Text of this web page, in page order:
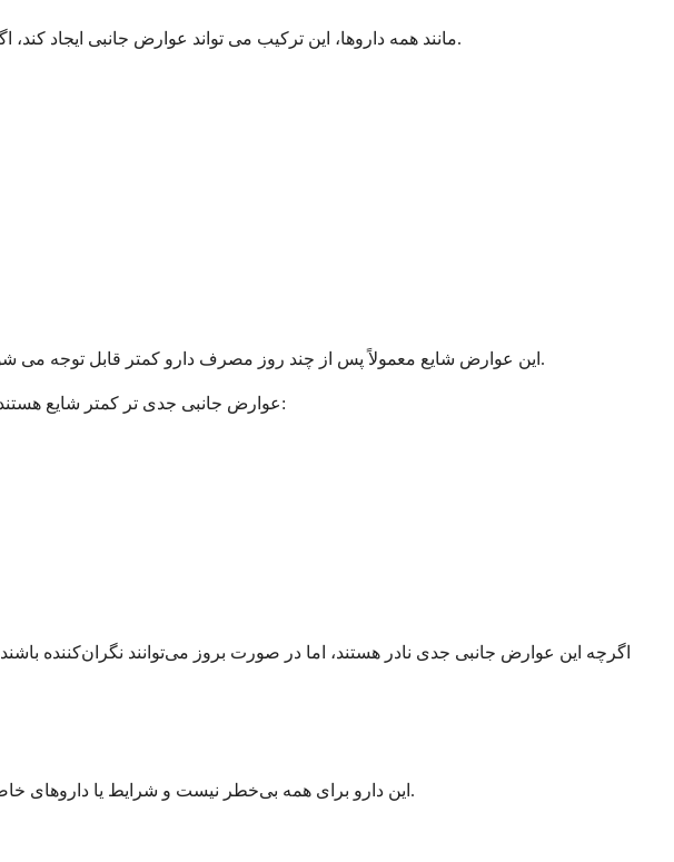
مانند همه داروها، این ترکیب می تواند عوارض جانبی ایجاد کند، اگرچه همه افراد آن را تجربه نمی کنند. اکثر عوارض جانبی خفیف هستند و با سازگاری بدن شما با دارو از بین می روند.
این عوارض شایع معمولاً پس از چند روز مصرف دارو کمتر قابل توجه می شوند. هیدراته ماندن و مصرف دارو همراه با غذا می تواند به به حداقل رساندن عوارض جانبی مربوط به معده کمک کند.
عوارض جانبی جدی تر کمتر شایع هستند اما نیاز به مراقبت های پزشکی فوری دارند. اگر هر یک از موارد زیر را تجربه کردید، فوراً با پزشک خود تماس بگیرید:
اگرچه این عوارض جانبی جدی نادر هستند، اما در صورت بروز می‌توانند نگران‌کننده
این دارو برای همه بی‌خطر نیست و شرایط یا داروهای خاصی می‌تواند آن را برای شما نامناسب کند. پزشک شما قبل از تجویز این ترکیب، سابقه پزشکی شما را بررسی می‌کند.